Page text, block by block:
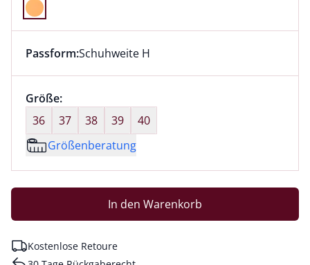
Farbe Orange ausgewählt
Dieser Artikel hat die Passform Schuhweite H. für
Passform:Schuhweite H
Größenauswahl:
Größe:nichts ausgewählt
36
37 38 39
40
Größenberatung
In den Warenkorb
Kostenlose Retoure